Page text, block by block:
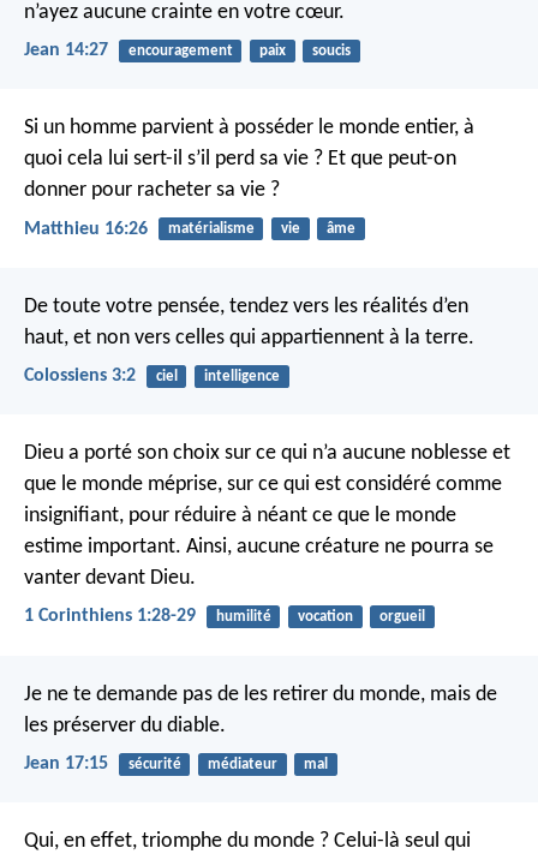
n’ayez aucune crainte en votre cœur.
Jean 14:27 encouragement paix soucis
Si un homme parvient à posséder le monde entier, à
quoi cela lui sert-il s’il perd sa vie ? Et que peut-on
donner pour racheter sa vie ?
Matthieu 16:26 matérialisme vie âme
De toute votre pensée, tendez vers les réalités d’en
haut, et non vers celles qui appartiennent à la terre.
Colossiens 3:2 ciel intelligence
Dieu a porté son choix sur ce qui n’a aucune noblesse et
que le monde méprise, sur ce qui est considéré comme
insignifiant, pour réduire à néant ce que le monde
estime important. Ainsi, aucune créature ne pourra se
vanter devant Dieu.
1 Corinthiens 1:28-29 humilité vocation orgueil
Je ne te demande pas de les retirer du monde, mais de
les préserver du diable.
Jean 17:15 sécurité médiateur mal
Qui, en effet, triomphe du monde ? Celui-là seul qui